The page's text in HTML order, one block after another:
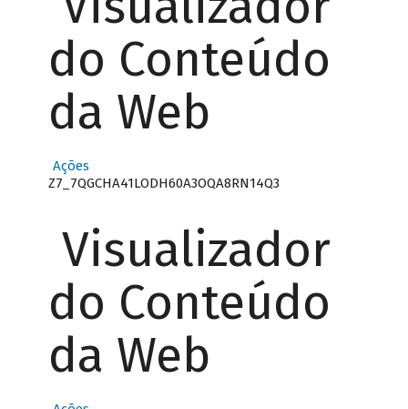
do Conteúdo
da Web
Ações
Z7_7QGCHA41LODH60A3OQA8RN14Q3
Visualizador
do Conteúdo
da Web